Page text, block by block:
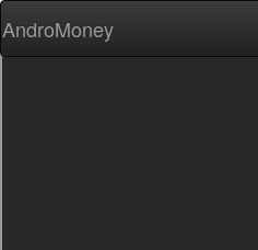
AndroMoney